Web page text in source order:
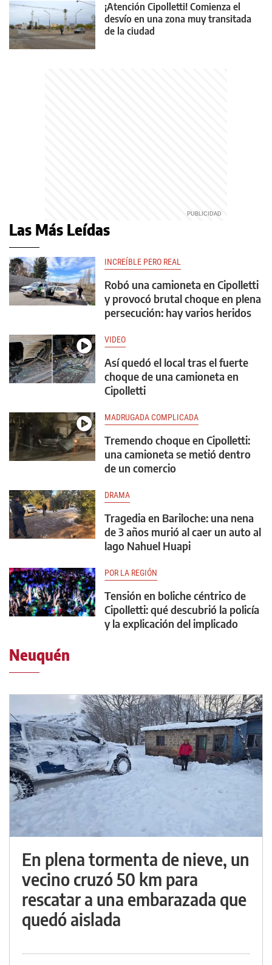
¡Atención Cipolletti! Comienza el
desvío en una zona muy transitada
de la ciudad
Las Más Leídas
INCREÍBLE PERO REAL
Robó una camioneta en Cipolletti
y provocó brutal choque en plena
persecución: hay varios heridos
VIDEO
Así quedó el local tras el fuerte
choque de una camioneta en
Cipolletti
MADRUGADA COMPLICADA
Tremendo choque en Cipolletti:
una camioneta se metió dentro
de un comercio
DRAMA
Tragedia en Bariloche: una nena
de 3 años murió al caer un auto al
lago Nahuel Huapi
POR LA REGIÓN
Tensión en boliche céntrico de
Cipolletti: qué descubrió la policía
y la explicación del implicado
Neuquén
En plena tormenta de nieve, un
vecino cruzó 50 km para
rescatar a una embarazada que
quedó aislada